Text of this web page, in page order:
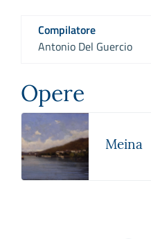
Compilatore
Antonio Del Guercio
Opere
Meina